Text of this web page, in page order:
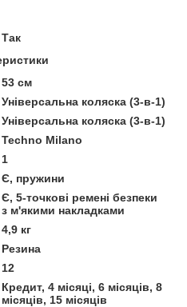
Так
53 см
Універсальна коляска (3-в-1)
Універсальна коляска (3-в-1)
Techno Milano
1
Є, пружини
Є, 5-точкові ремені безпеки
з м'якими накладками
4,9 кг
Резина
12
Кредит, 4 місяці, 6 місяців, 8
місяців, 15 місяців